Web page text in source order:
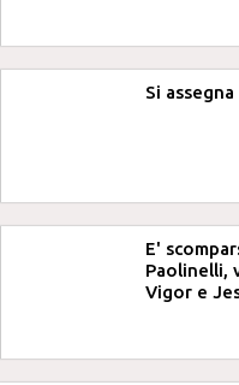
Si
E'
Paolinelli,
Vigor e